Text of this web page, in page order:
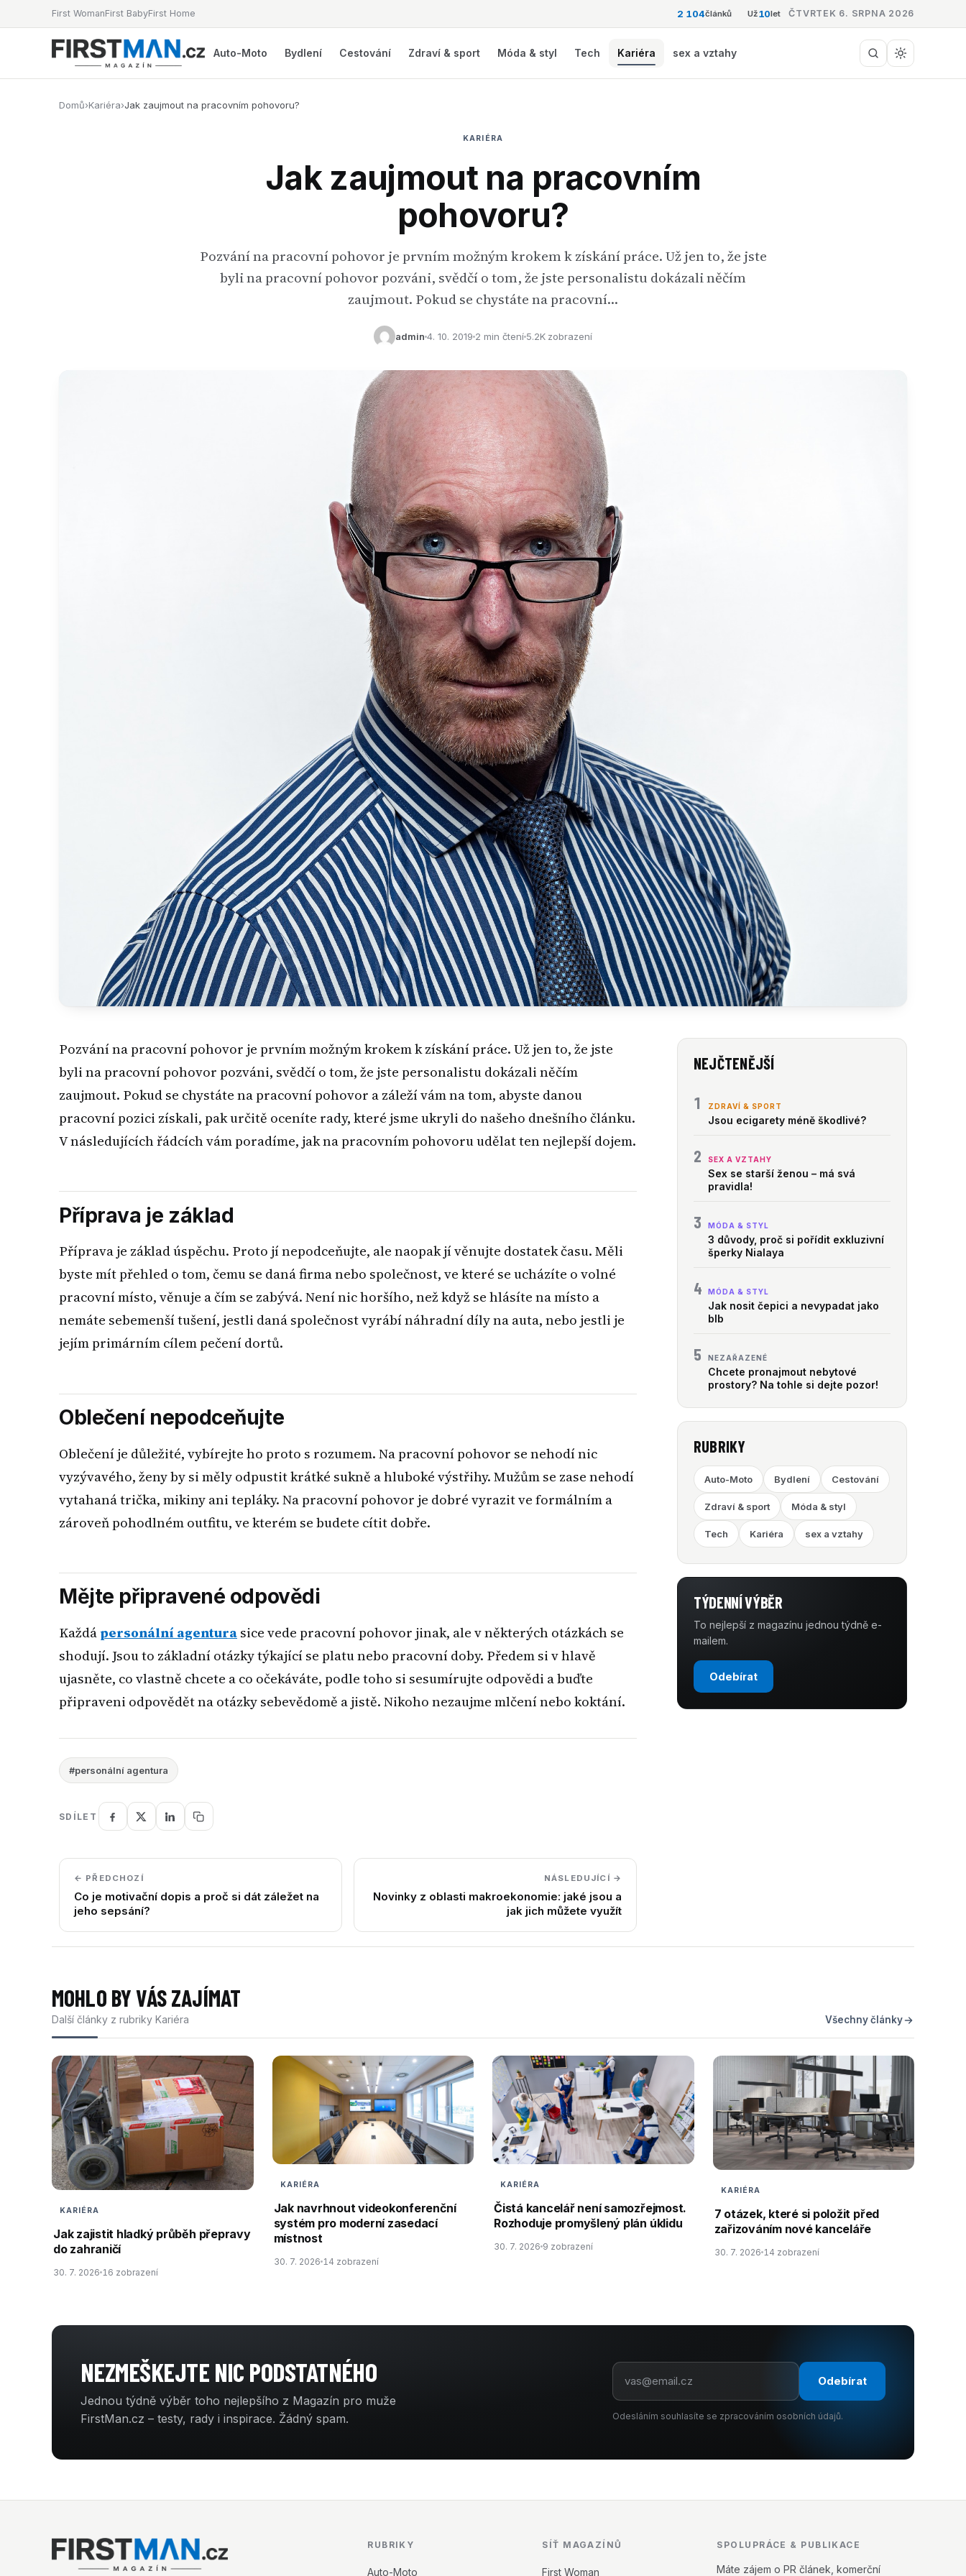
First WomanFirst BabyFirst Home 2 104článků Už10let ČTVRTEK 6. SRPNA 2026
Auto-Moto Bydlení Cestování Zdraví & sport Móda & styl Tech Kariéra sex a vztahy
Domů›Kariéra›Jak zaujmout na pracovním pohovoru?
KARIÉRA
Jak zaujmout na pracovním
pohovoru?
Pozvání na pracovní pohovor je prvním možným krokem k získání práce. Už jen to, že jste
byli na pracovní pohovor pozváni, svědčí o tom, že jste personalistu dokázali něčím
zaujmout. Pokud se chystáte na pracovní…
admin 4. 10. 2019 2 min čtení 5.2K zobrazení
Pozvání na pracovní pohovor je prvním možným krokem k získání práce. Už jen to, že jste
byli na pracovní pohovor pozváni, svědčí o tom, že jste personalistu dokázali něčím
zaujmout. Pokud se chystáte na pracovní pohovor a záleží vám na tom, abyste danou
pracovní pozici získali, pak určitě oceníte rady, které jsme ukryli do našeho dnešního článku.
V následujících řádcích vám poradíme, jak na pracovním pohovoru udělat ten nejlepší dojem.
Příprava je základ
Příprava je základ úspěchu. Proto jí nepodceňujte, ale naopak jí věnujte dostatek času. Měli
byste mít přehled o tom, čemu se daná firma nebo společnost, ve které se ucházíte o volné
pracovní místo, věnuje a čím se zabývá. Není nic horšího, než když se hlásíte na místo a
nemáte sebemenší tušení, jestli daná společnost vyrábí náhradní díly na auta, nebo jestli je
jejím primárním cílem pečení dortů.
Oblečení nepodceňujte
Oblečení je důležité, vybírejte ho proto s rozumem. Na pracovní pohovor se nehodí nic
vyzývavého, ženy by si měly odpustit krátké sukně a hluboké výstřihy. Mužům se zase nehodí
vytahaná trička, mikiny ani tepláky. Na pracovní pohovor je dobré vyrazit ve formálním a
zároveň pohodlném outfitu, ve kterém se budete cítit dobře.
Mějte připravené odpovědi
Každápersonální agentura sice vede pracovní pohovor jinak, ale v některých otázkách se
shodují. Jsou to základní otázky týkající se platu nebo pracovní doby. Předem si v hlavě
ujasněte, co vlastně chcete a co očekáváte, podle toho si sesumírujte odpovědi a buďte
připraveni odpovědět na otázky sebevědomě a jistě. Nikoho nezaujme mlčení nebo koktání.
#personální agentura
SDÍLET
← PŘEDCHOZÍ
Co je motivační dopis a proč si dát záležet na
jeho sepsání?
NÁSLEDUJÍCÍ →
Novinky z oblasti makroekonomie: jaké jsou a
jak jich můžete využít
NEJČTENĚJŠÍ
1 ZDRAVÍ & SPORT
Jsou ecigarety méně škodlivé?
2 SEX A VZTAHY
Sex se starší ženou – má svá
pravidla!
3 MÓDA & STYL
3 důvody, proč si pořídit exkluzivní
šperky Nialaya
4 MÓDA & STYL
Jak nosit čepici a nevypadat jako
blb
5 NEZAŘAZENÉ
Chcete pronajmout nebytové
prostory? Na tohle si dejte pozor!
RUBRIKY
Auto-Moto Bydlení Cestování
Zdraví & sport Móda & styl
Tech Kariéra sex a vztahy
TÝDENNÍ VÝBĚR
To nejlepší z magazínu jednou týdně e-
mailem.
Odebírat
MOHLO BY VÁS ZAJÍMAT
Další články z rubriky Kariéra Všechny články
KARIÉRA
Jak zajistit hladký průběh přepravy
do zahraničí
30. 7. 2026 16 zobrazení
KARIÉRA
Jak navrhnout videokonferenční
systém pro moderní zasedací
místnost
30. 7. 2026 14 zobrazení
KARIÉRA
Čistá kancelář není samozřejmost.
Rozhoduje promyšlený plán úklidu
30. 7. 2026 9 zobrazení
KARIÉRA
7 otázek, které si položit před
zařizováním nové kanceláře
30. 7. 2026 14 zobrazení
NEZMEŠKEJTE NIC PODSTATNÉHO
Jednou týdně výběr toho nejlepšího z Magazín pro muže
FirstMan.cz – testy, rady i inspirace. Žádný spam.
Odebírat
Odesláním souhlasíte se zpracováním osobních údajů.
RUBRIKY
Auto-Moto
SÍŤ MAGAZÍNŮ
First Woman
SPOLUPRÁCE & PUBLIKACE
Máte zájem o PR článek, komerční